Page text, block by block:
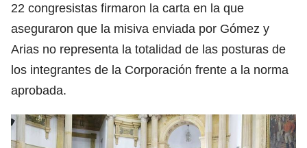
22 congresistas firmaron la carta en la que
aseguraron que la misiva enviada por Gómez y
Arias no representa la totalidad de las posturas de
los integrantes de la Corporación frente a la norma
aprobada.